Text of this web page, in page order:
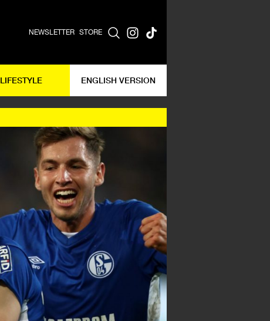
NEWSLETTER STORE
LIFESTYLE ENGLISH VERSION